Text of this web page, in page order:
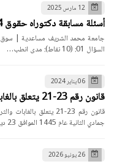
12 مارس 2025
أسئلة مسابقة دكتوراه حقوق 2024-2025
جامعة محمد الشريف مساعدية | سوق
السؤال 01: (10 نقاط): مدى انطب…
06 يناير 2024
قانون رقم 23-21 يتعلق بالغابات والثروات الغابية PDF
جمادي الثانية عام 1445 الموافق 23 ديسم…
26 يونيو 2026